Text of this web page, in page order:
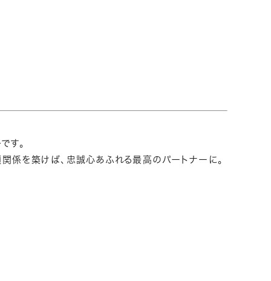
す。
関係を築けば、忠誠心あふれる最高のパートナーに。